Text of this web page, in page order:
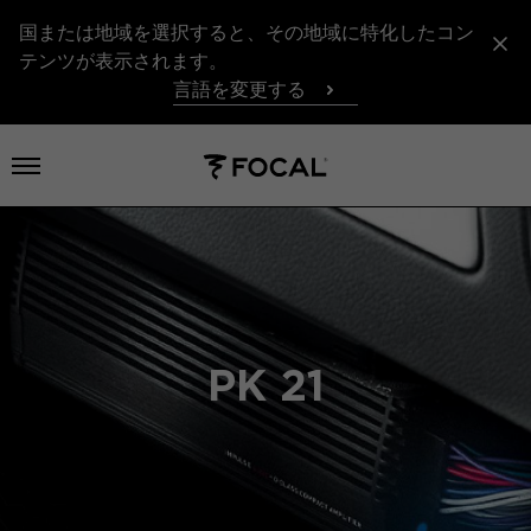
国または地域を選択すると、その地域に特化したコン
テンツが表示されます。
言語を変更する
メニューを開く
PK 21